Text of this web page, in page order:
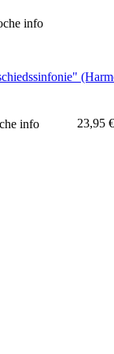
info
info 23,95 €